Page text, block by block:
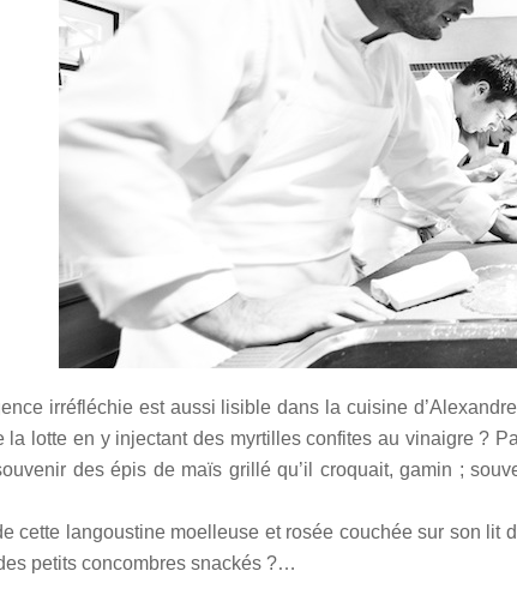
irréfléchie est aussi lisible dans la cuisine
la lotte en y injectant des myrtilles confites au vinaigre ?
des épis de maïs grillé qu’il croquait, gamin ;
cette langoustine moelleuse et rosée couchée sur son
petits concombres snackés ?…